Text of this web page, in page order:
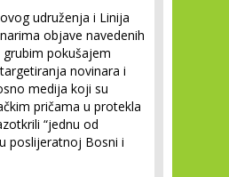
udruženja i Linija
objave navedenih
pokušajem
novinara i
medija koji su
pričama u protekla
“jednu od
poslijeratnoj Bosni i